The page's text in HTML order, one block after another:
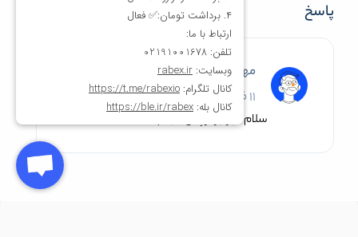
پاسخ
مهدی رضائیان
11 فروردین 1403
سلام خیر ایردراپش انجام شد.